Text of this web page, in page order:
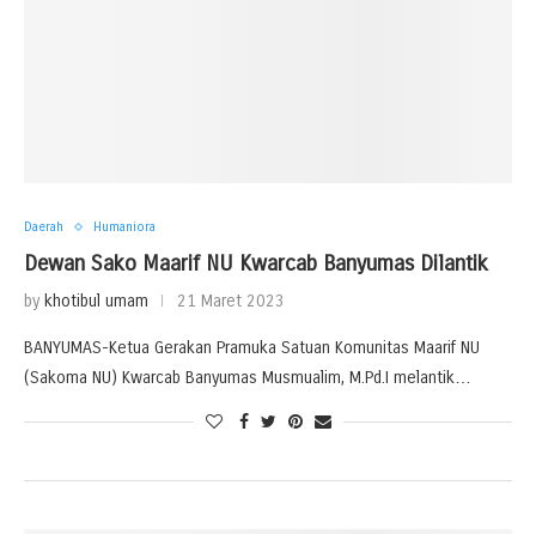
Daerah Humaniora
Dewan Sako Maarif NU Kwarcab Banyumas Dilantik
by khotibul umam 21 Maret 2023
BANYUMAS-Ketua Gerakan Pramuka Satuan Komunitas Maarif NU
(Sakoma NU) Kwarcab Banyumas Musmualim, M.Pd.I melantik…